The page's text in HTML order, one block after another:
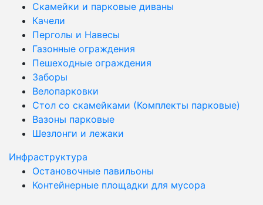
Скамейки и парковые диваны
Качели
Перголы и Навесы
Газонные ограждения
Пешеходные ограждения
Заборы
Велопарковки
Стол со скамейками (Комплекты парковые)
Вазоны парковые
Шезлонги и лежаки
Инфраструктура
Остановочные павильоны
Контейнерные площадки для мусора